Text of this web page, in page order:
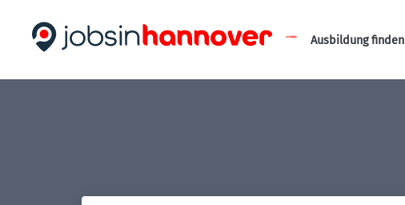
Ausbildung finden